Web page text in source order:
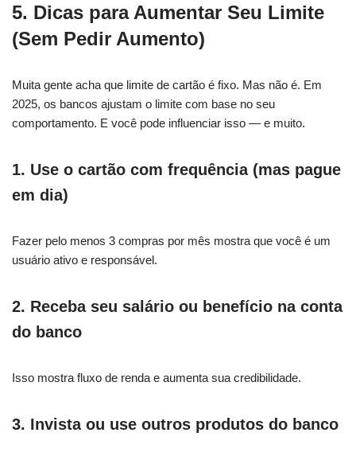
5. Dicas para Aumentar Seu Limite
(Sem Pedir Aumento)
Muita gente acha que limite de cartão é fixo. Mas não é. Em
2025, os bancos ajustam o limite com base no seu
comportamento. E você pode influenciar isso — e muito.
1. Use o cartão com frequência (mas pague
em dia)
Fazer pelo menos 3 compras por mês mostra que você é um
usuário ativo e responsável.
2. Receba seu salário ou benefício na conta
do banco
Isso mostra fluxo de renda e aumenta sua credibilidade.
3. Invista ou use outros produtos do banco